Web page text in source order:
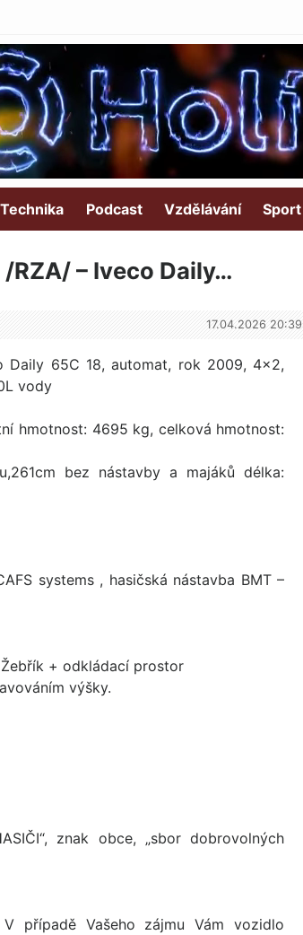
Technika Podcast Vzdělávání Sport
RZA/ – Iveco Daily…
17.04.2026 20:39
Daily 65C 18, automat, rok 2009, 4×2,
vody
hmotnost: 4695 kg, celková hmotnost:
bez nástavby a majáků délka:
systems , hasičská nástavba BMT –
Žebřík + odkládací prostor
výšky.
znak obce, „sbor dobrovolných
případě Vašeho zájmu Vám vozidlo